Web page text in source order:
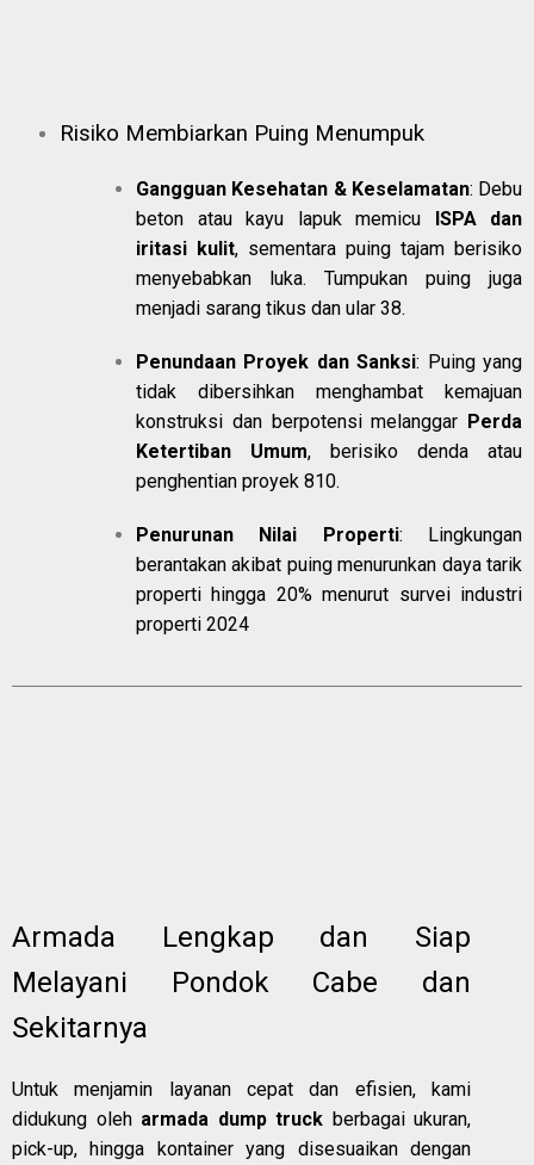
Risiko Membiarkan Puing Menumpuk
Gangguan Kesehatan & Keselamatan: Debu
beton atau kayu lapuk memicu ISPA dan
iritasi kulit, sementara puing tajam berisiko
menyebabkan luka. Tumpukan puing juga
menjadi sarang tikus dan ular 38.
Penundaan Proyek dan Sanksi: Puing yang
tidak dibersihkan menghambat kemajuan
konstruksi dan berpotensi melanggar Perda
Ketertiban Umum, berisiko denda atau
penghentian proyek 810.
Penurunan Nilai Properti: Lingkungan
berantakan akibat puing menurunkan daya tarik
properti hingga 20% menurut survei industri
properti 2024
Armada Lengkap dan Siap
Melayani Pondok Cabe dan
Sekitarnya
Untuk menjamin layanan cepat dan efisien, kami
didukung oleh armada dump truck berbagai ukuran,
pick-up, hingga kontainer yang disesuaikan dengan